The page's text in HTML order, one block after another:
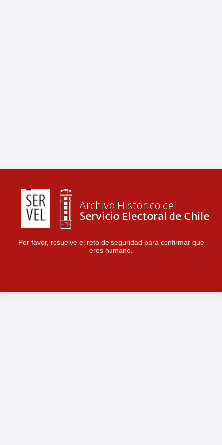
Por favor, resuelve el reto de seguridad para confirmar que
eres humano.